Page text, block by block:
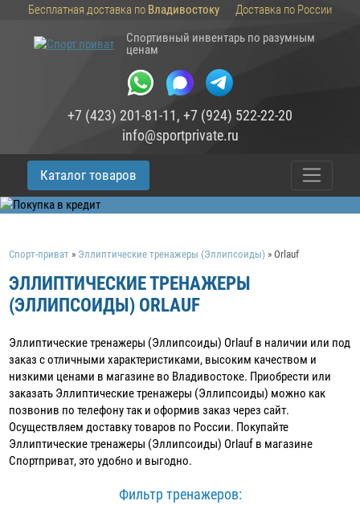
Бесплатная доставка по Владивостоку
Доставка по России
Спортивный инвентарь по разумным
ценам
+7 (423) 201-81-11, +7 (924) 522-22-20
info@sportprivate.ru
Каталог товаров
Спорт-приват » Эллиптические тренажеры (Эллипсоиды) »Orlauf
ЭЛЛИПТИЧЕСКИЕ ТРЕНАЖЕРЫ
(ЭЛЛИПСОИДЫ) ORLAUF
Эллиптические тренажеры (Эллипсоиды) Orlauf в наличии или под
заказ c отличными характеристиками, высоким качеством и
низкими ценами в магазине во Владивостоке. Приобрести или
заказать Эллиптические тренажеры (Эллипсоиды) можно как
позвонив по телефону так и оформив заказ через сайт.
Осуществляем доставку товаров по России. Покупайте
Эллиптические тренажеры (Эллипсоиды) Orlauf в магазине
Спортприват, это удобно и выгодно.
Фильтр тренажеров: